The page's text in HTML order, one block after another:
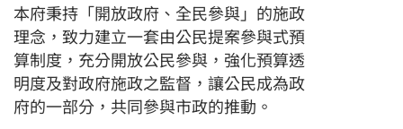
本府秉持「開放政府、全民參與」的施政
理念，致力建立一套由公民提案參與式預
算制度，充分開放公民參與，強化預算透
明度及對政府施政之監督，讓公民成為政
府的一部分，共同參與市政的推動。